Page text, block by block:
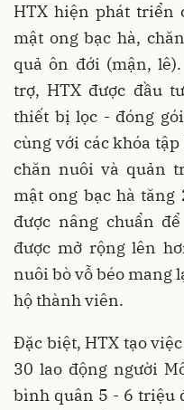
HTX hiện phát triển
mật ong bạc hà,
quả ôn đới (mận,
trợ, HTX được đầu
thiết bị lọc - đóng
cùng với các khóa
chăn nuôi và quản
mật ong bạc hà tăng
được nâng chuẩn
được mở rộng lên
nuôi bò vỗ béo mang
hộ thành viên.
Đặc biệt, HTX tạo
30 lao động người
bình quân 5 - 6 triệu